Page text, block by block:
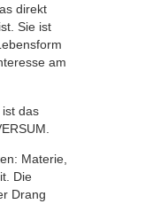
direkt
Sie ist
am
ist das
Materie,
Die
Drang